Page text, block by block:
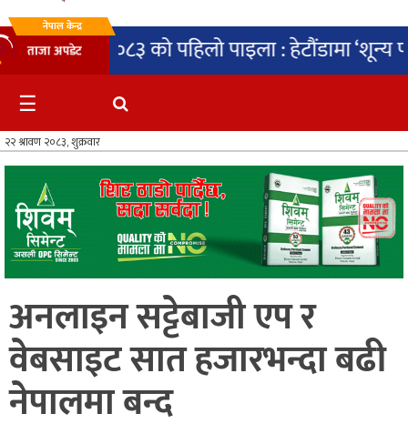
अन्तर्वार्ता
मनोरञ्जन
साहित्य
आर्थिक
खेलकुद
भिडियो
विविध
नेपाल केन्द्र
ताजा अपडेट
२०८३ को पहिलो पाइला : हेटौंडामा ‘शून्य फोहोर’
☰
अनलाइन सट्टेबाजी एप र
वेबसाइट सात हजारभन्दा बढी
नेपालमा बन्द